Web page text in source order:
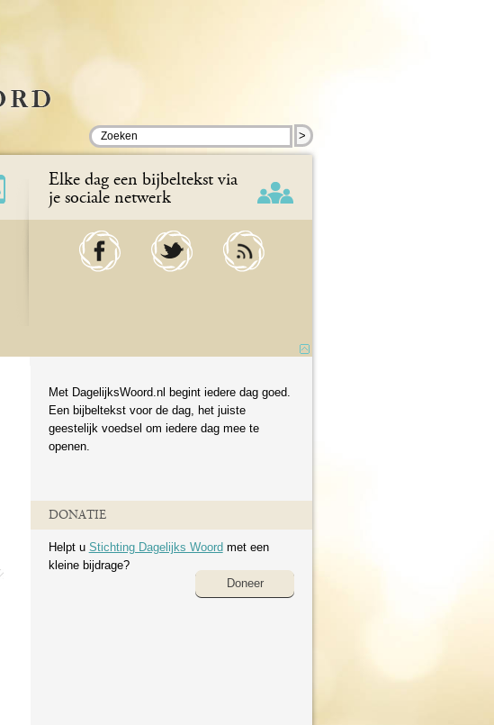
>
Elke dag een bijbeltekst via
je sociale netwerk
Met DagelijksWoord.nl begint iedere dag goed.
Een bijbeltekst voor de dag, het juiste
geestelijk voedsel om iedere dag mee te
openen.
DONATIE
Helpt u Stichting Dagelijks Woord met een
kleine bijdrage?
Doneer